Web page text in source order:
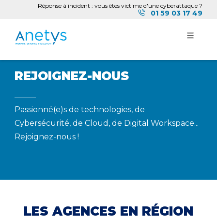
Réponse à incident : vous êtes victime d'une cyberattaque ?
01 59 03 17 49
REJOIGNEZ-NOUS
Passionné(e)s de technologies, de
Cybersécurité, de Cloud, de Digital Workspace...
Rejoignez-nous !
LES AGENCES EN RÉGION